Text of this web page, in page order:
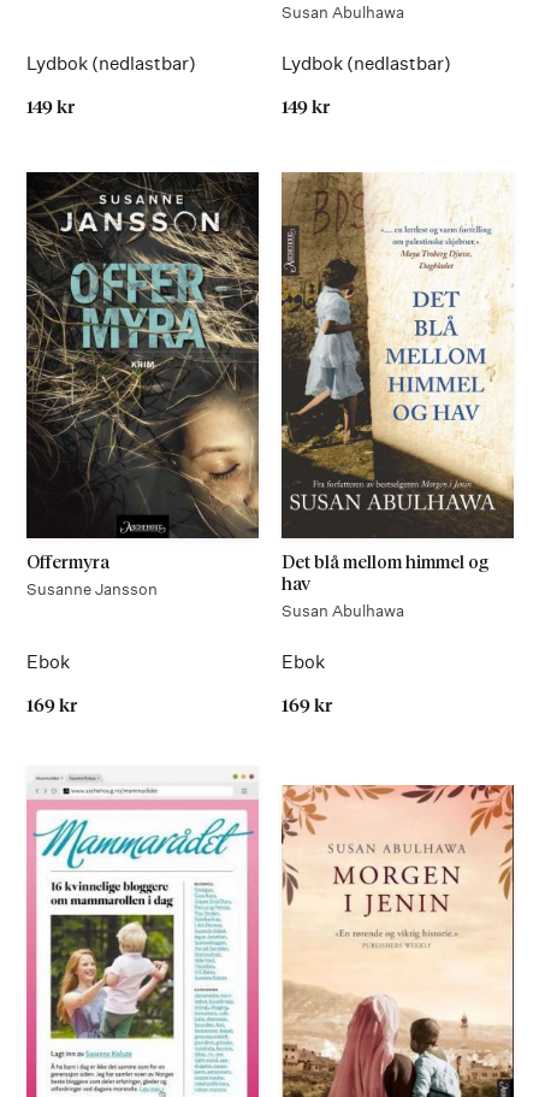
Lydbok (nedlastbar)
149 kr
Susan Abulhawa
Lydbok (nedlastbar)
149 kr
Susanne Jansson
Offermyra
Ebok
169 kr
Susan Abulhawa
Det blå mellom himmel og
hav
Ebok
169 kr